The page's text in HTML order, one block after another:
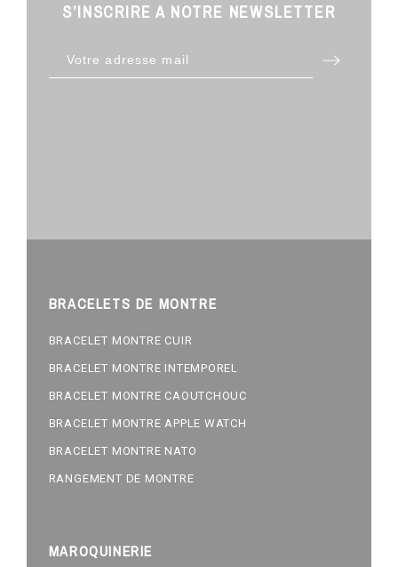
S’INSCRIRE A NOTRE NEWSLETTER
BRACELETS DE MONTRE
BRACELET MONTRE CUIR
BRACELET MONTRE INTEMPOREL
BRACELET MONTRE CAOUTCHOUC
BRACELET MONTRE APPLE WATCH
BRACELET MONTRE NATO
RANGEMENT DE MONTRE
MAROQUINERIE